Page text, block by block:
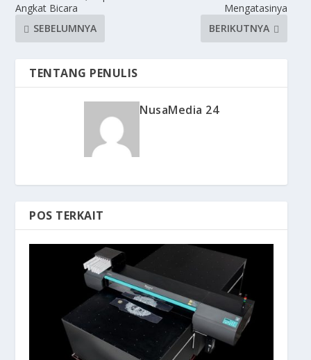
Angkat Bicara
SEBELUMNYA
Mengatasinya
BERIKUTNYA
TENTANG PENULIS
NusaMedia 24
POS TERKAIT